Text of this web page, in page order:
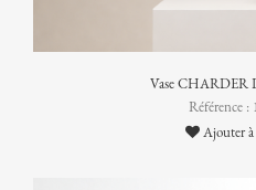
Vase CHARDER
Référence :
Ajouter